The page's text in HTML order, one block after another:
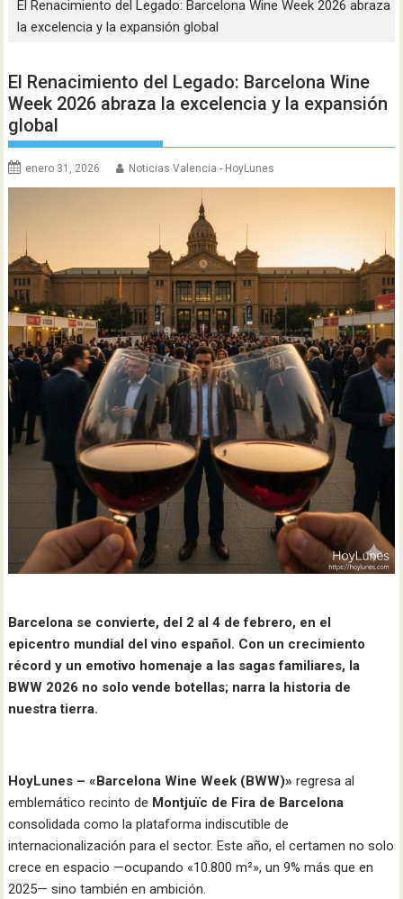
El Renacimiento del Legado: Barcelona Wine Week 2026 abraza
la excelencia y la expansión global
El Renacimiento del Legado: Barcelona Wine
Week 2026 abraza la excelencia y la expansión
global
enero 31, 2026 Noticias Valencia - HoyLunes
Barcelona se convierte, del 2 al 4 de febrero, en el
epicentro mundial del vino español. Con un crecimiento
récord y un emotivo homenaje a las sagas familiares, la
BWW 2026 no solo vende botellas; narra la historia de
nuestra tierra.
HoyLunes – «Barcelona Wine Week (BWW)» regresa al
emblemático recinto de Montjuïc de Fira de Barcelona
consolidada como la plataforma indiscutible de
internacionalización para el sector. Este año, el certamen no solo
crece en espacio —ocupando «10.800 m²», un 9% más que en
2025— sino también en ambición.